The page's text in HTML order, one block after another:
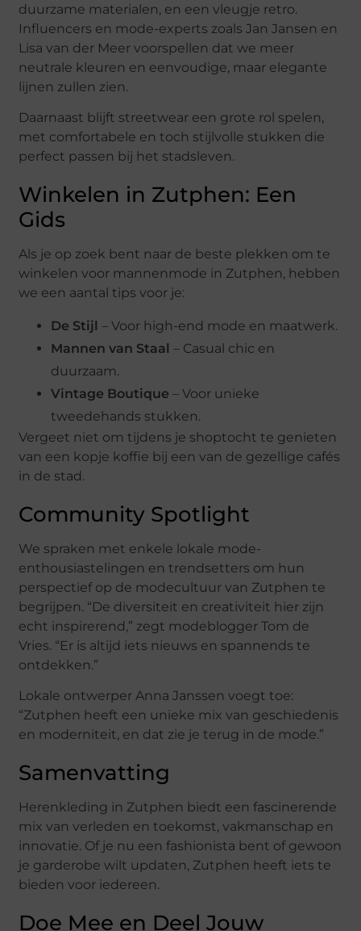
duurzame materialen, en een vleugje retro.
Influencers en mode-experts zoals Jan Jansen en
Lisa van der Meer voorspellen dat we meer
neutrale kleuren en eenvoudige, maar elegante
lijnen zullen zien.
Daarnaast blijft streetwear een grote rol spelen,
met comfortabele en toch stijlvolle stukken die
perfect passen bij het stadsleven.
Winkelen in Zutphen: Een
Gids
Als je op zoek bent naar de beste plekken om te
winkelen voor mannenmode in Zutphen, hebben
we een aantal tips voor je:
De Stijl – Voor high-end mode en maatwerk.
Mannen van Staal – Casual chic en
duurzaam.
Vintage Boutique – Voor unieke
tweedehands stukken.
Vergeet niet om tijdens je shoptocht te genieten
van een kopje koffie bij een van de gezellige cafés
in de stad.
Community Spotlight
We spraken met enkele lokale mode-
enthousiastelingen en trendsetters om hun
perspectief op de modecultuur van Zutphen te
begrijpen. “De diversiteit en creativiteit hier zijn
echt inspirerend,” zegt modeblogger Tom de
Vries. “Er is altijd iets nieuws en spannends te
ontdekken.”
Lokale ontwerper Anna Janssen voegt toe:
“Zutphen heeft een unieke mix van geschiedenis
en moderniteit, en dat zie je terug in de mode.”
Samenvatting
Herenkleding in Zutphen biedt een fascinerende
mix van verleden en toekomst, vakmanschap en
innovatie. Of je nu een fashionista bent of gewoon
je garderobe wilt updaten, Zutphen heeft iets te
bieden voor iedereen.
Doe Mee en Deel Jouw